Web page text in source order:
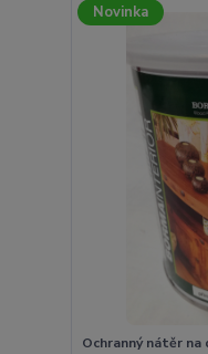
Novinka
Ochranný nátěr